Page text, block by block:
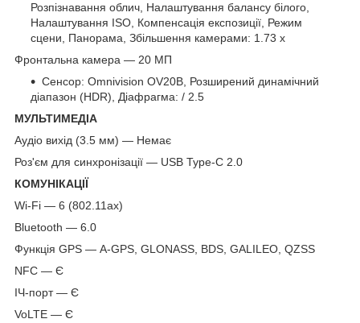
Розпізнавання облич, Налаштування балансу білого,
Налаштування ISO, Компенсація експозиції, Режим
сцени, Панорама, Збільшення камерами: 1.73 x
Фронтальна камера — 20 МП
Сенсор: Omnivision OV20B, Розширений динамічний
діапазон (HDR), Діафрагма: / 2.5
МУЛЬТИМЕДІА
Аудіо вихід (3.5 мм) — Немає
Роз'єм для синхронізації — USB Type-C 2.0
КОМУНІКАЦІЇ
Wi-Fi — 6 (802.11ax)
Bluetooth — 6.0
Функція GPS — A-GPS, GLONASS, BDS, GALILEO, QZSS
NFC — Є
ІЧ-порт — Є
VoLTE — Є